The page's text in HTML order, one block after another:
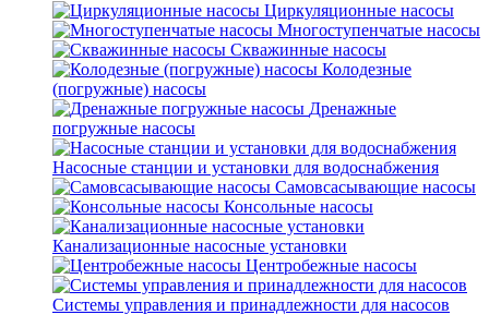
Циркуляционные насосы
Многоступенчатые насосы
Скважинные насосы
Колодезные
(погружные) насосы
Дренажные
погружные насосы
Насосные станции и установки для водоснабжения
Самовсасывающие насосы
Консольные насосы
Канализационные насосные установки
Центробежные насосы
Системы управления и принадлежности для насосов